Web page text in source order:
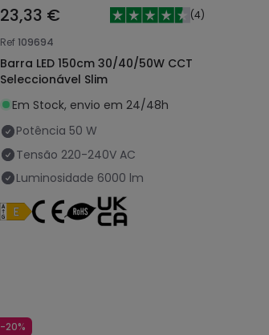
23,33 € (4)
Ref109694
Barra LED 150cm 30/40/50W CCT
Seleccionável Slim
Em Stock, envio em 24/48h
Potência 50 W
Tensão 220-240V AC
Luminosidade 6000 lm
-20%